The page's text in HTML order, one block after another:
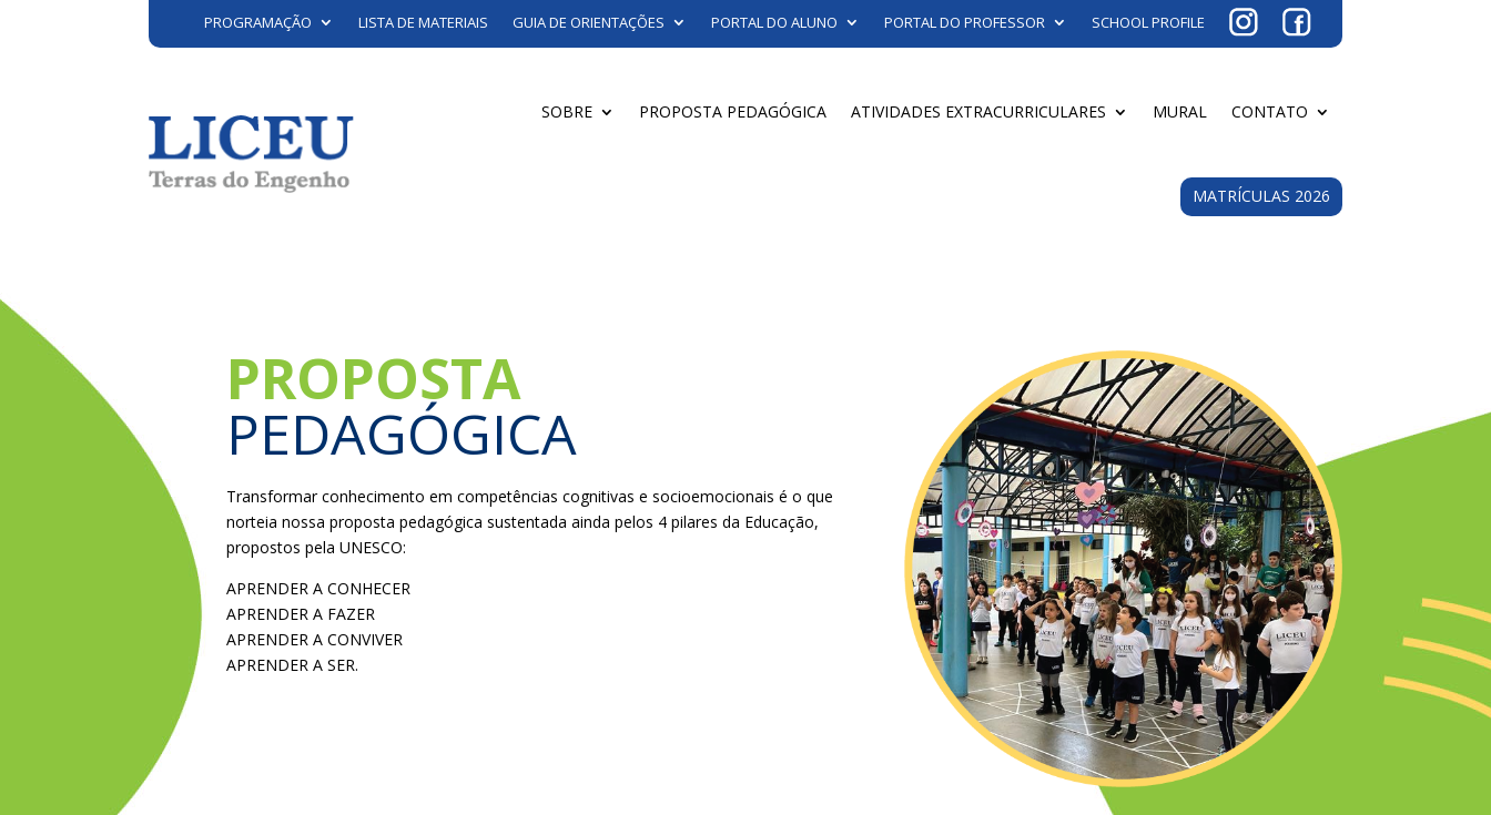
PROGRAMAÇÃO LISTA DE MATERIAIS GUIA DE ORIENTAÇÕES PORTAL DO ALUNO PORTAL DO PROFESSOR SCHOOL PROFILE
SOBRE PROPOSTA PEDAGÓGICA ATIVIDADES EXTRACURRICULARES MURAL CONTATO
MATRÍCULAS 2026
PROPOSTA
PEDAGÓGICA
Transformar conhecimento em competências cognitivas e socioemocionais é o que
norteia nossa proposta pedagógica sustentada ainda pelos 4 pilares da Educação,
propostos pela UNESCO:
APRENDER A CONHECER
APRENDER A FAZER
APRENDER A CONVIVER
APRENDER A SER.